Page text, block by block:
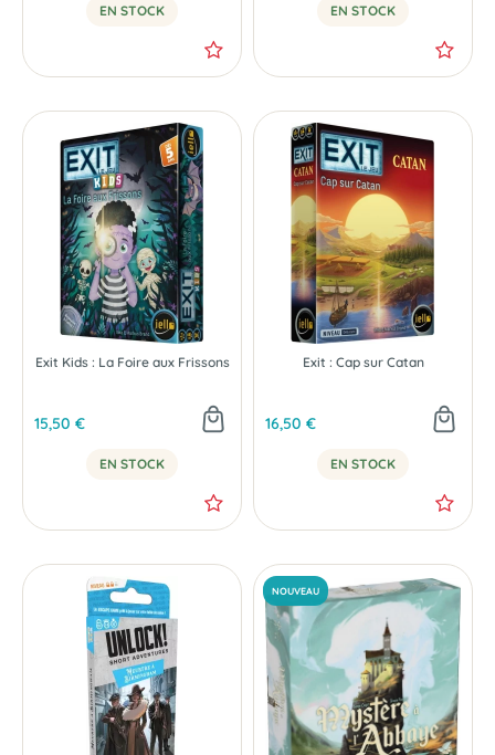
EN STOCK EN STOCK
Exit Kids : La Foire aux Frissons
15,50 €
EN STOCK
Exit : Cap sur Catan
16,50 €
EN STOCK